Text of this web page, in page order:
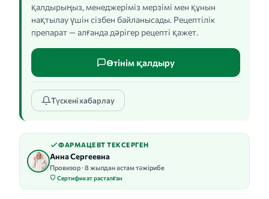
қалдырыңыз, менеджеріміз мерзімі мен құнын
нақтылау үшін сізбен байланысады. Рецептілік
препарат — алғанда дәрігер рецепті қажет.
Өтінім қалдыру
Түскені хабарлау
ФАРМАЦЕВТ ТЕКСЕРГЕН
Анна Сергеевна
Провизор · 8 жылдан астам тәжірибе
Сертификат расталған